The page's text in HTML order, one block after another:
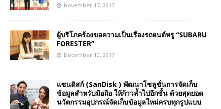
November 17, 2017
ผู้บริโภคร้องขอความเป็นเรื่องรถยนต์หรู “SUBARU
FORESTER”
December 10, 2017
แซนดิสก์ (SanDisk ) พัฒนาโซลูชั่นการจัดเก็บ
ข้อมูลสำหรับมือถือ ให้ก้าวล้ำไปอีกขั้น ด้วยสุดยอด
นวัตกรรมอุปกรณ์จัดเก็บข้อมูลใหม่ครบทุกรูปแบบ